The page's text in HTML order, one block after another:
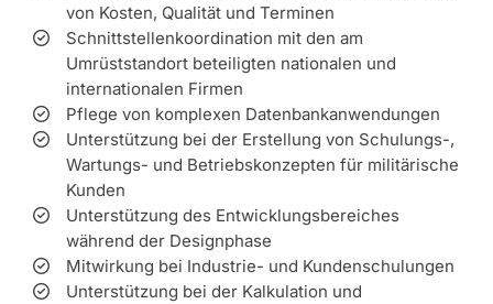
von Kosten, Qualität und Terminen
Schnittstellenkoordination mit den am
Umrüststandort beteiligten nationalen und
internationalen Firmen
Pflege von komplexen Datenbankanwendungen
Unterstützung bei der Erstellung von Schulungs-,
Wartungs- und Betriebskonzepten für militärische
Kunden
Unterstützung des Entwicklungsbereiches
während der Designphase
Mitwirkung bei Industrie- und Kundenschulungen
Unterstützung bei der Kalkulation und